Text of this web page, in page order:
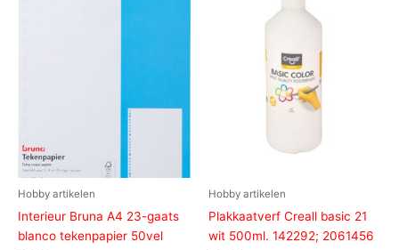
Hobby artikelen
Interieur Bruna A4 23-gaats
blanco tekenpapier 50vel
Hobby artikelen
Plakkaatverf Creall basic 21
wit 500ml. 142292; 2061456